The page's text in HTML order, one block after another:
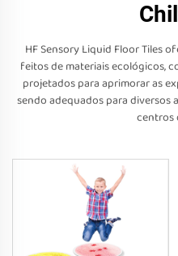
HF Sensory Liquid Floor Tiles
feitos de materiais ecológicos,
projetados para aprimorar as
sendo adequados para diversos
centros